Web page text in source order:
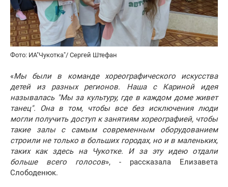
Фото: ИА"Чукотка"/ Сергей Штефан
«Мы были в команде хореографического искусства
детей из разных регионов. Наша с Кариной идея
называлась "Мы за культуру, где в каждом доме живет
танец". Она в том, чтобы все без исключения люди
могли получить доступ к занятиям хореографией, чтобы
такие залы с самым современным оборудованием
строили не только в больших городах, но и в маленьких,
таких как здесь на Чукотке. И за эту идею отдали
больше всего голосов», - рассказала Елизавета
Слободенюк.